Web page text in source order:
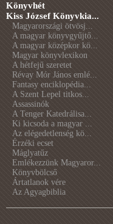
Könyvhét
Kiss József Könyvkia...
Magyarországi ötvösj...
A magyar könyvgyűjtő...
A magyar középkor kö...
Magyar könyvlexikon
A hétfejű szeretet
Révay Mór János emlé...
Fantasy enciklopédia...
A Szent Lepel titkos...
Assassinók
A Tenger Katedrálisa...
Ki kicsoda a magyar ...
Az elégedetlenség kö...
Érzéki ecset
Máglyatűz
Emlékezzünk Magyaror...
Könyvbölcső
Ártatlanok vére
Az Agyagbiblia